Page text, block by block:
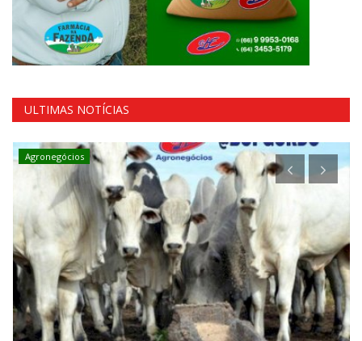
ULTIMAS NOTÍCIAS
Agronegócios